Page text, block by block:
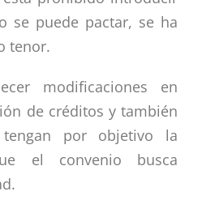
se puede pactar, se ha
tenor.
modificaciones en
de créditos y también
por objetivo la
el convenio busca